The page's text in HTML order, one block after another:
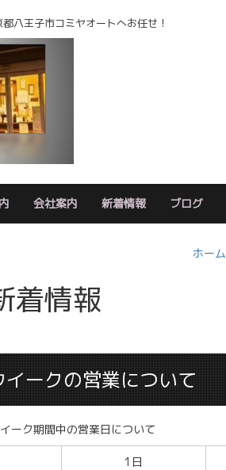
八王子市コミヤオートへお任せ！
会社案内 新着情報 ブログ
ホーム
着情報
ークの営業について
ーク期間中の営業日について
1日